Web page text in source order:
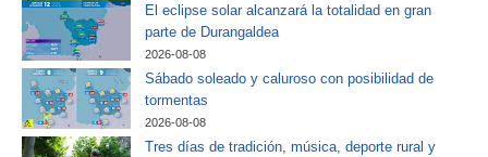
El eclipse solar alcanzará la totalidad en gran
parte de Durangaldea
2026-08-08
Sábado soleado y caluroso con posibilidad de
tormentas
2026-08-08
Tres días de tradición, música, deporte rural y